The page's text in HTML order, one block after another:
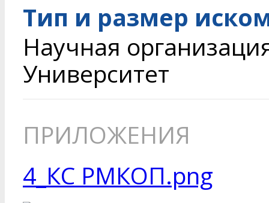
Тип и размер
Научная
Университет
ПРИЛОЖЕНИЯ
4_КС РМКОП.png